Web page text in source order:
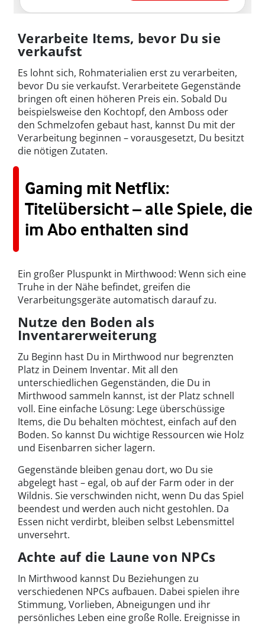
Verarbeite Items, bevor Du sie
verkaufst
Es lohnt sich, Rohmaterialien erst zu verarbeiten,
bevor Du sie verkaufst. Verarbeitete Gegenstände
bringen oft einen höheren Preis ein. Sobald Du
beispielsweise den Kochtopf, den Amboss oder
den Schmelzofen gebaut hast, kannst Du mit der
Verarbeitung beginnen – vorausgesetzt, Du besitzt
die nötigen Zutaten.
Gaming mit Netflix:
Titelübersicht – alle Spiele, die
im Abo enthalten sind
Ein großer Pluspunkt in Mirthwood: Wenn sich eine
Truhe in der Nähe befindet, greifen die
Verarbeitungsgeräte automatisch darauf zu.
Nutze den Boden als
Inventarerweiterung
Zu Beginn hast Du in Mirthwood nur begrenzten
Platz in Deinem Inventar. Mit all den
unterschiedlichen Gegenständen, die Du in
Mirthwood sammeln kannst, ist der Platz schnell
voll. Eine einfache Lösung: Lege überschüssige
Items, die Du behalten möchtest, einfach auf den
Boden. So kannst Du wichtige Ressourcen wie Holz
und Eisenbarren sicher lagern.
Gegenstände bleiben genau dort, wo Du sie
abgelegt hast – egal, ob auf der Farm oder in der
Wildnis. Sie verschwinden nicht, wenn Du das Spiel
beendest und werden auch nicht gestohlen. Da
Essen nicht verdirbt, bleiben selbst Lebensmittel
unversehrt.
Achte auf die Laune von NPCs
In Mirthwood kannst Du Beziehungen zu
verschiedenen NPCs aufbauen. Dabei spielen ihre
Stimmung, Vorlieben, Abneigungen und ihr
persönliches Leben eine große Rolle. Ereignisse in